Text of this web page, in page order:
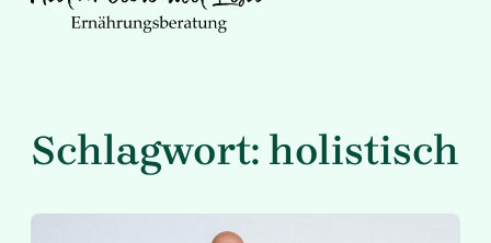
Schlagwort: holistisch